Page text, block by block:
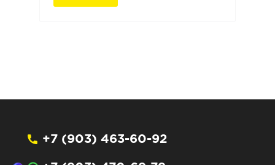
+7 (903) 463-60-92